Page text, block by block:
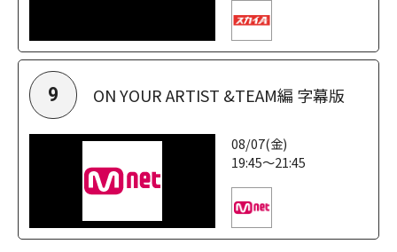
9 ON YOUR ARTIST &TEAM編 字幕版
08/07(金)
19:45～21:45